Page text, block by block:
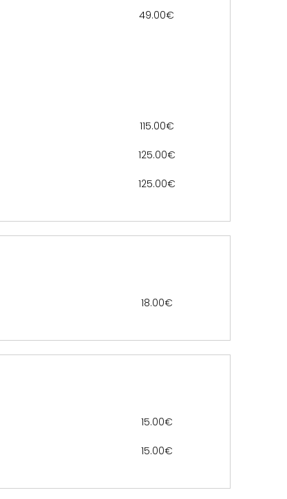
49.00€
115.00€
125.00€
125.00€
18.00€
15.00€
15.00€